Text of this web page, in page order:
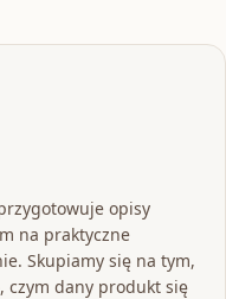
opisy
na praktyczne
Skupiamy się na tym,
czym dany produkt się